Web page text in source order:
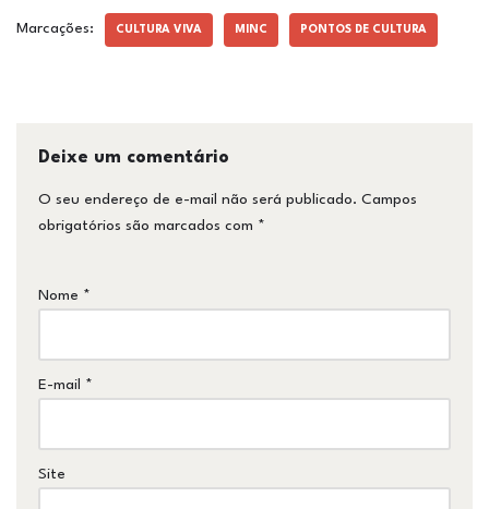
Marcações: CULTURA VIVA MINC PONTOS DE CULTURA
Deixe um comentário
O seu endereço de e-mail não será publicado. Campos
obrigatórios são marcados com *
Nome *
E-mail *
Site